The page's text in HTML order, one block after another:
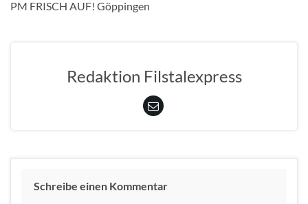
PM FRISCH AUF! Göppingen
Redaktion Filstalexpress
Schreibe einen Kommentar